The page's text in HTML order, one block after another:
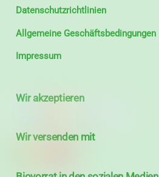
Datenschutzrichtlinien
Allgemeine Geschäftsbedingungen
Impressum
Wir akzeptieren
Wir versenden mit